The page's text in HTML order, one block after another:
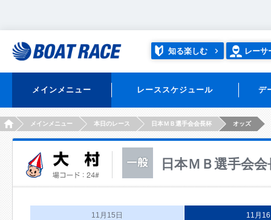
知る楽しむ レーサ
メインメニュー レーススケジュール デ
HOMEメインメニュー 本日のレース 日本ＭＢ選手会会長杯 オッズ
日本ＭＢ選手会
11月15日 11月